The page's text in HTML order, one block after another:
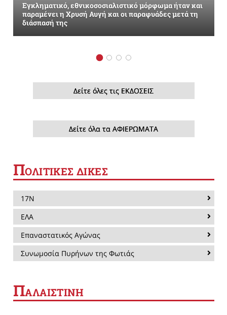
Εγκληματικό, εθνικοσοσιαλιστικό μόρφωμα ήταν και
παραμένει η Χρυσή Αυγή και οι παραφυάδες μετά τη
διάσπασή της
Δείτε όλες τις ΕΚΔΟΣΕΙΣ
Δείτε όλα τα ΑΦΙΕΡΩΜΑΤΑ
ΠΟΛΙΤΙΚΕΣ ΔΙΚΕΣ
17Ν
ΕΛΑ
Επαναστατικός Αγώνας
Συνωμοσία Πυρήνων της Φωτιάς
ΠΑΛΑΙΣΤΙΝΗ